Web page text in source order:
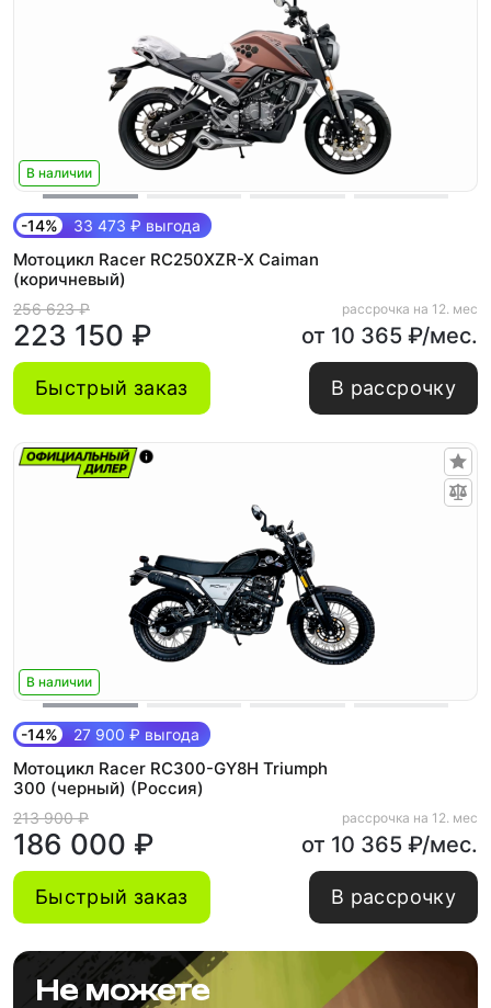
В наличии
-14% 33 473 ₽ выгода
Мотоцикл Racer RC250XZR-X Caiman
(коричневый)
256 623 ₽
223 150 ₽
рассрочка на 12. мес
от 10 365 ₽/мес.
Быстрый заказ В рассрочку
В наличии
-14% 27 900 ₽ выгода
Мотоцикл Racer RC300-GY8H Triumph
300 (черный) (Россия)
213 900 ₽
186 000 ₽
рассрочка на 12. мес
от 10 365 ₽/мес.
Быстрый заказ В рассрочку
Не можете